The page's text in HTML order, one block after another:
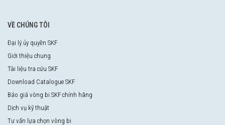
VỀ CHÚNG TÔI
Đại lý ủy quyền SKF
Giới thiệu chung
Tài liệu tra cứu SKF
Download Catalogue SKF
Báo giá vòng bi SKF chính hãng
Dịch vụ kỹ thuật
Tư vấn lựa chọn vòng bi